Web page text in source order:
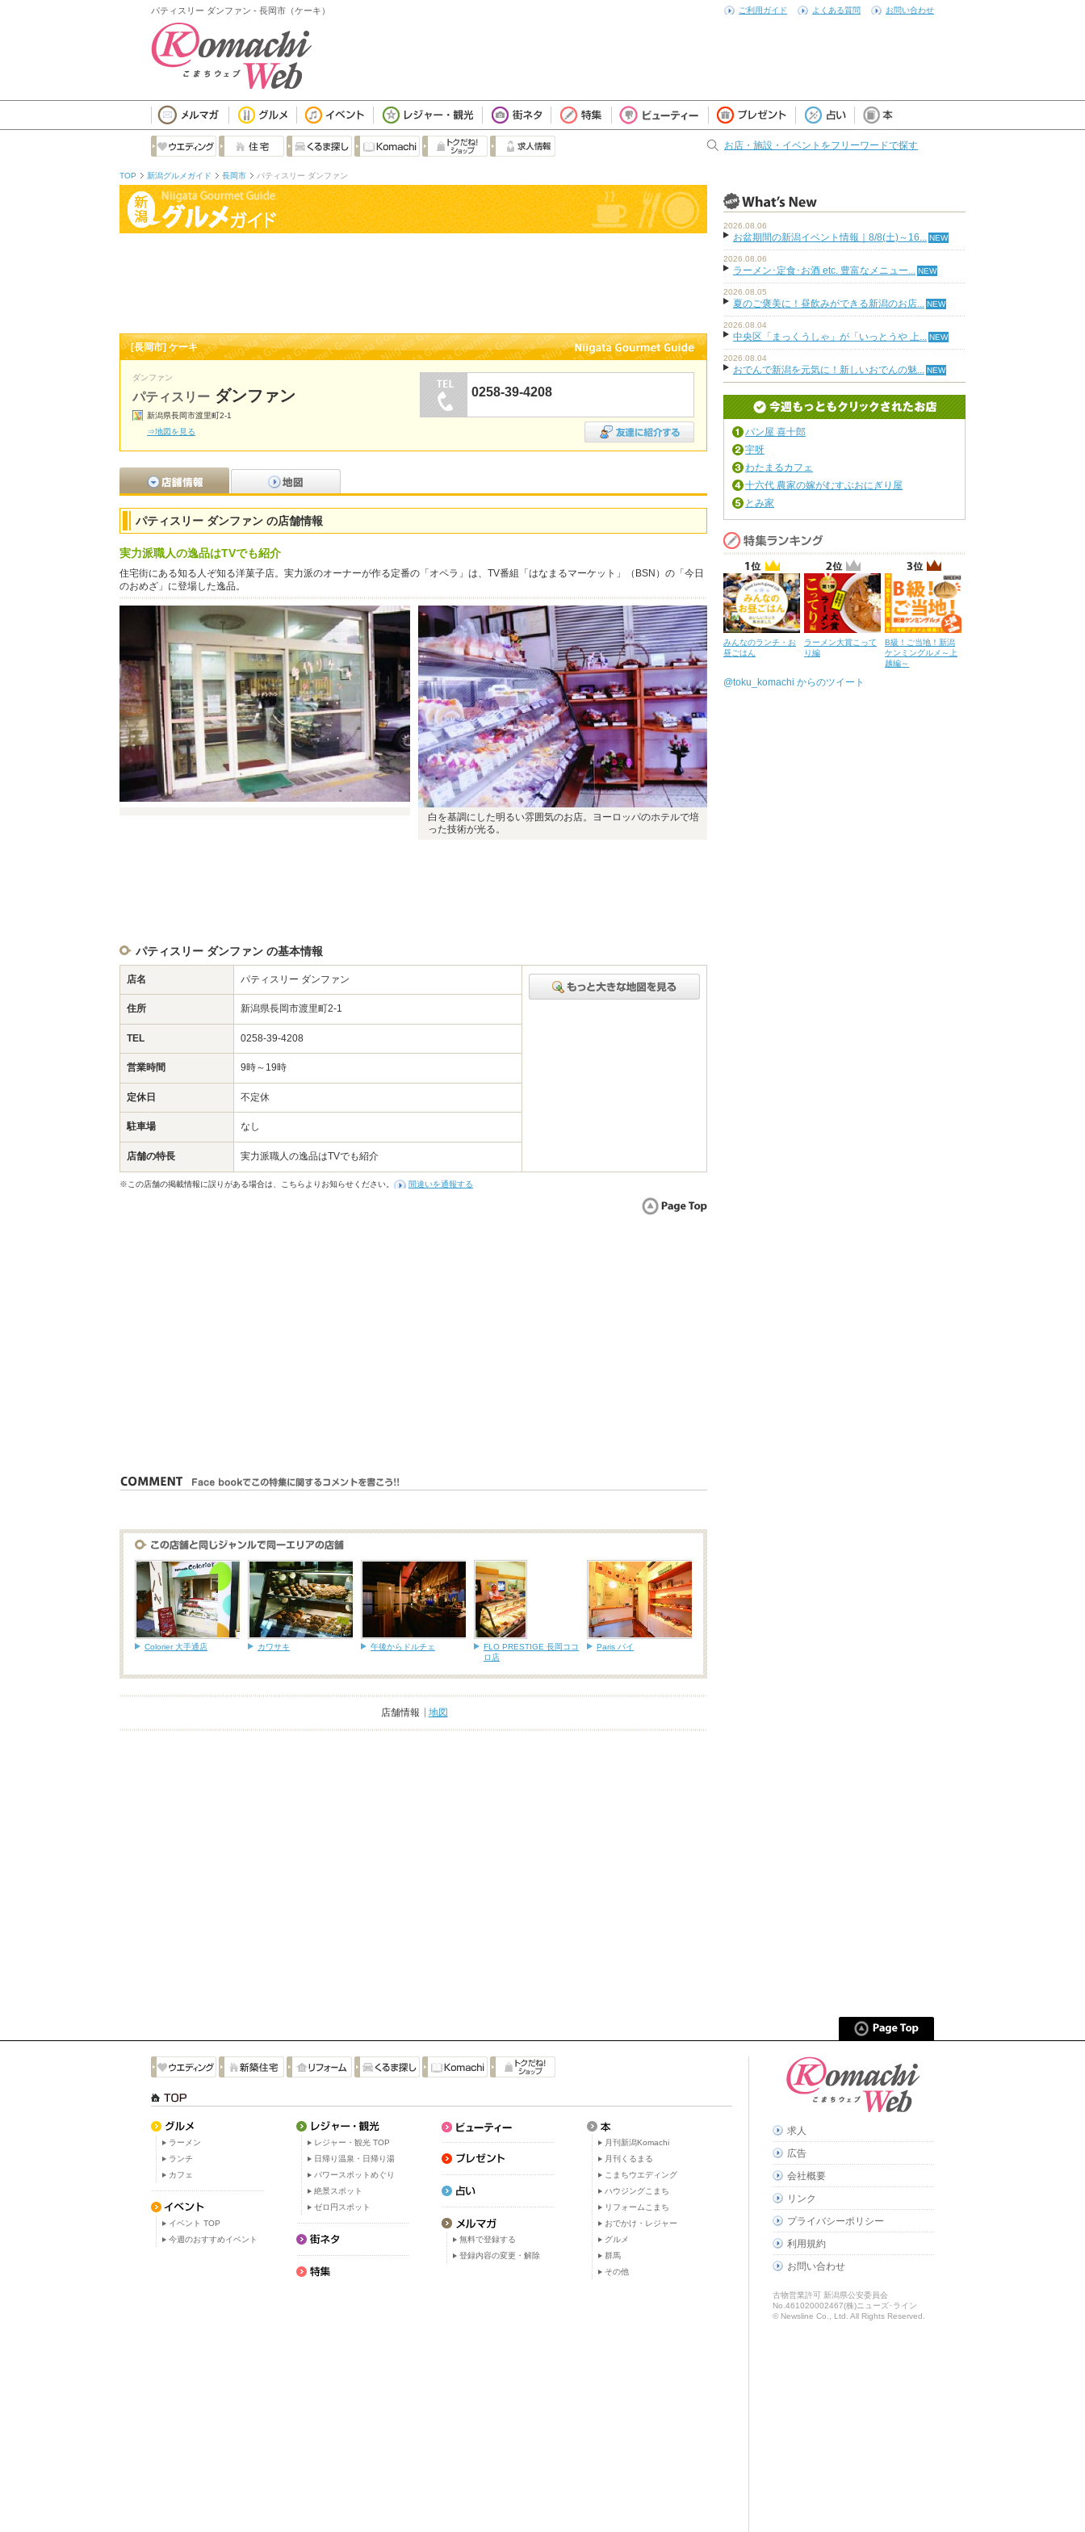
パティスリー ダンファン - 長岡市（ケーキ） ご利用ガイド よくある質問 お問い合わせ
お店・施設・イベントをフリーワードで探す
TOP 新潟グルメガイド 長岡市 パティスリー ダンファン
[長岡市] ケーキ
ダンファン
パティスリー ダンファン
新潟県長岡市渡里町2-1
⇒地図を見る
0258-39-4208
パティスリー ダンファン の店舗情報
実力派職人の逸品はTVでも紹介
住宅街にある知る人ぞ知る洋菓子店。実力派のオーナーが作る定番の「オペラ」は、TV番組「はなまるマーケット」（BSN）の「今日
のおめざ」に登場した逸品。
白を基調にした明るい雰囲気のお店。ヨーロッパのホテルで培
った技術が光る。
パティスリー ダンファン の基本情報
店名 パティスリー ダンファン
住所 新潟県長岡市渡里町2-1
TEL 0258-39-4208
営業時間 9時～19時
定休日 不定休
駐車場 なし
店舗の特長 実力派職人の逸品はTVでも紹介
※この店舗の掲載情報に誤りがある場合は、こちらよりお知らせください。 間違いを通報する
Colorier 大手通店 カワサキ 午後からドルチェ
FLO PRESTIGE 長岡ココ
ロ店
Paris パイ
店舗情報 地図
2026.08.06
お盆期間の新潟イベント情報｜8/8(土)～16...
2026.08.06
ラーメン･定食･お酒 etc. 豊富なメニュー...
2026.08.05
夏のご褒美に！昼飲みができる新潟のお店...
2026.08.04
中央区「まっくうしゃ」が「いっとうや 上...
2026.08.04
おでんで新潟を元気に！新しいおでんの魅...
パン屋 喜十郎
宇呀
わたまるカフェ
十六代 農家の嫁がむすぶおにぎり屋
とみ家
みんなのランチ・お
昼ごはん
ラーメン大賞こって
り編
B級！ご当地！新潟
ケンミングルメ～上
越編～
@toku_komachi からのツイート
ラーメン
ランチ
カフェ
イベント TOP
今週のおすすめイベント
レジャー・観光 TOP
日帰り温泉・日帰り湯
パワースポットめぐり
絶景スポット
ゼロ円スポット
無料で登録する
登録内容の変更・解除
月刊新潟Komachi
月刊くるまる
こまちウエディング
ハウジングこまち
リフォームこまち
おでかけ・レジャー
グルメ
群馬
その他
求人
広告
会社概要
リンク
プライバシーポリシー
利用規約
お問い合わせ
古物営業許可 新潟県公安委員会
No.461020002467(株)ニューズ･ライン
© Newsline Co., Ltd. All Rights Reserved.